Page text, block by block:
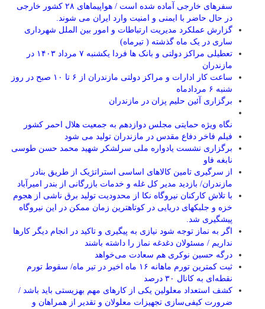
سفرهای خارجی آماده شده است / هواپیماهای ۲۸ کشور خارجی
در حال حاضر با ایمنی و امنیت وارد ایران می شوند.
گزارش عملکرد مدیریت ارتباطات و امور بین الملل شهرداری
ساری در یک ماه گذشته ( تیرماه)
تعطیلی مراکز دولتی و بانک ها فردا یکشنبه ۷ مرداد ۱۴۰۳ در
مازندران
ساعت کار ادارات و مراکز دولتی مازندران از ۶ تا ۱۰ صبح در روز
شنبه ۶ مردادماه
برگزاری آئین حلیم پزان در مازندران
نگاه ویژه حمایتی مجلس دوازدهم به جمعیت هلال احمر کشور
فیلم فاخر دفاع مقدس در مازندران تولید می شود
برگزاری نشست یادواره ملی سرلشکر شهید محمد حسن طوسی
نابغه فاو
از سرگیری تامین کالاهای اساسی استراتژیک از طریق بنادر
مازندران/ بازدید مدیر کل غله و خدمات بازرگانی از بندر امیرآباد
با تلاش کارکنان نیروگاه نکا از محدودیت تولید برق ناشی از هجوم
خزه و جلبکهای دریایی در کوتاهترین زمان ممکن در این نیروگاه
پیشگیری شد.
اگر به نماز توجه شود نیازی به پیگیری و تاکید در انجام دیگر کارها
نداریم / مسئولان دغدغه نماز را داشته باشند
درگه حسین نوکری هم سعادت می‌خواهد
ثبت کمترین تورم ماهانه ۱۶ ماه اخیر در تیر ماه/ سقوط تورم
نقطه‌ای به کانال ۳۰ درصد
کشف استعداد معلولین یکی از کارهای مهم بهزیستی باید باشد /
ضرورت کیفی‌سازی تجهیزات معلولان و تقدیر از همراهان و